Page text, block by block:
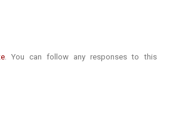
. You can follow any responses to this